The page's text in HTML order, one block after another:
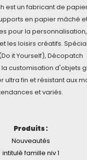
est un fabricant de
en papier mâché
pour la
les loisirs créatifs.
it Yourself), Décopatch
customisation d'objets
ultra fin et résistant aux
et variés.
Produits :
Nouveautés
intitulé famille niv 1